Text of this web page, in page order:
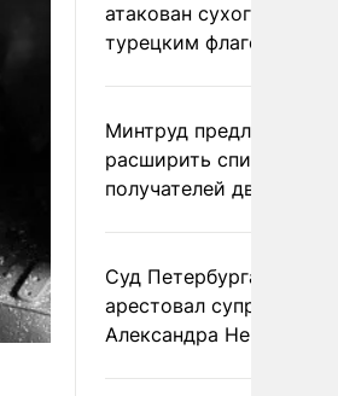
атакован сухогруз под
турецким флагом
Минтруд предложил
расширить список
получателей двух
Суд Петербурга заочно
арестовал супругу
Александра Невзорова